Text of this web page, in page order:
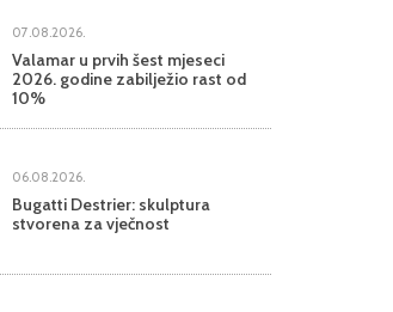
07.08.2026.
Valamar u prvih šest mjeseci
2026. godine zabilježio rast od
10%
06.08.2026.
Bugatti Destrier: skulptura
stvorena za vječnost